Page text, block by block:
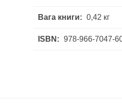
Вага книги: 0,42 кг
ISBN: 978-966-7047-